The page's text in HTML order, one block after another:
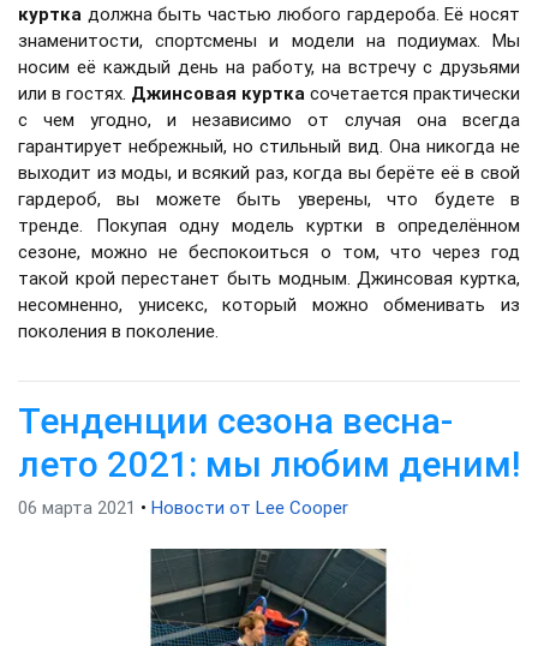
куртка должна быть частью любого гардероба. Её носят
знаменитости, спортсмены и модели на подиумах. Мы
носим её каждый день на работу, на встречу с друзьями
или в гостях. Джинсовая куртка сочетается практически
с чем угодно, и независимо от случая она всегда
гарантирует небрежный, но стильный вид. Она никогда не
выходит из моды, и всякий раз, когда вы берёте её в свой
гардероб, вы можете быть уверены, что будете в
тренде. Покупая одну модель куртки в определённом
сезоне, можно не беспокоиться о том, что через год
такой крой перестанет быть модным. Джинсовая куртка,
несомненно, унисекс, который можно обменивать из
поколения в поколение.
Тенденции сезона весна-
лето 2021: мы любим деним!
06 марта 2021 • Новости от Lee Cooper